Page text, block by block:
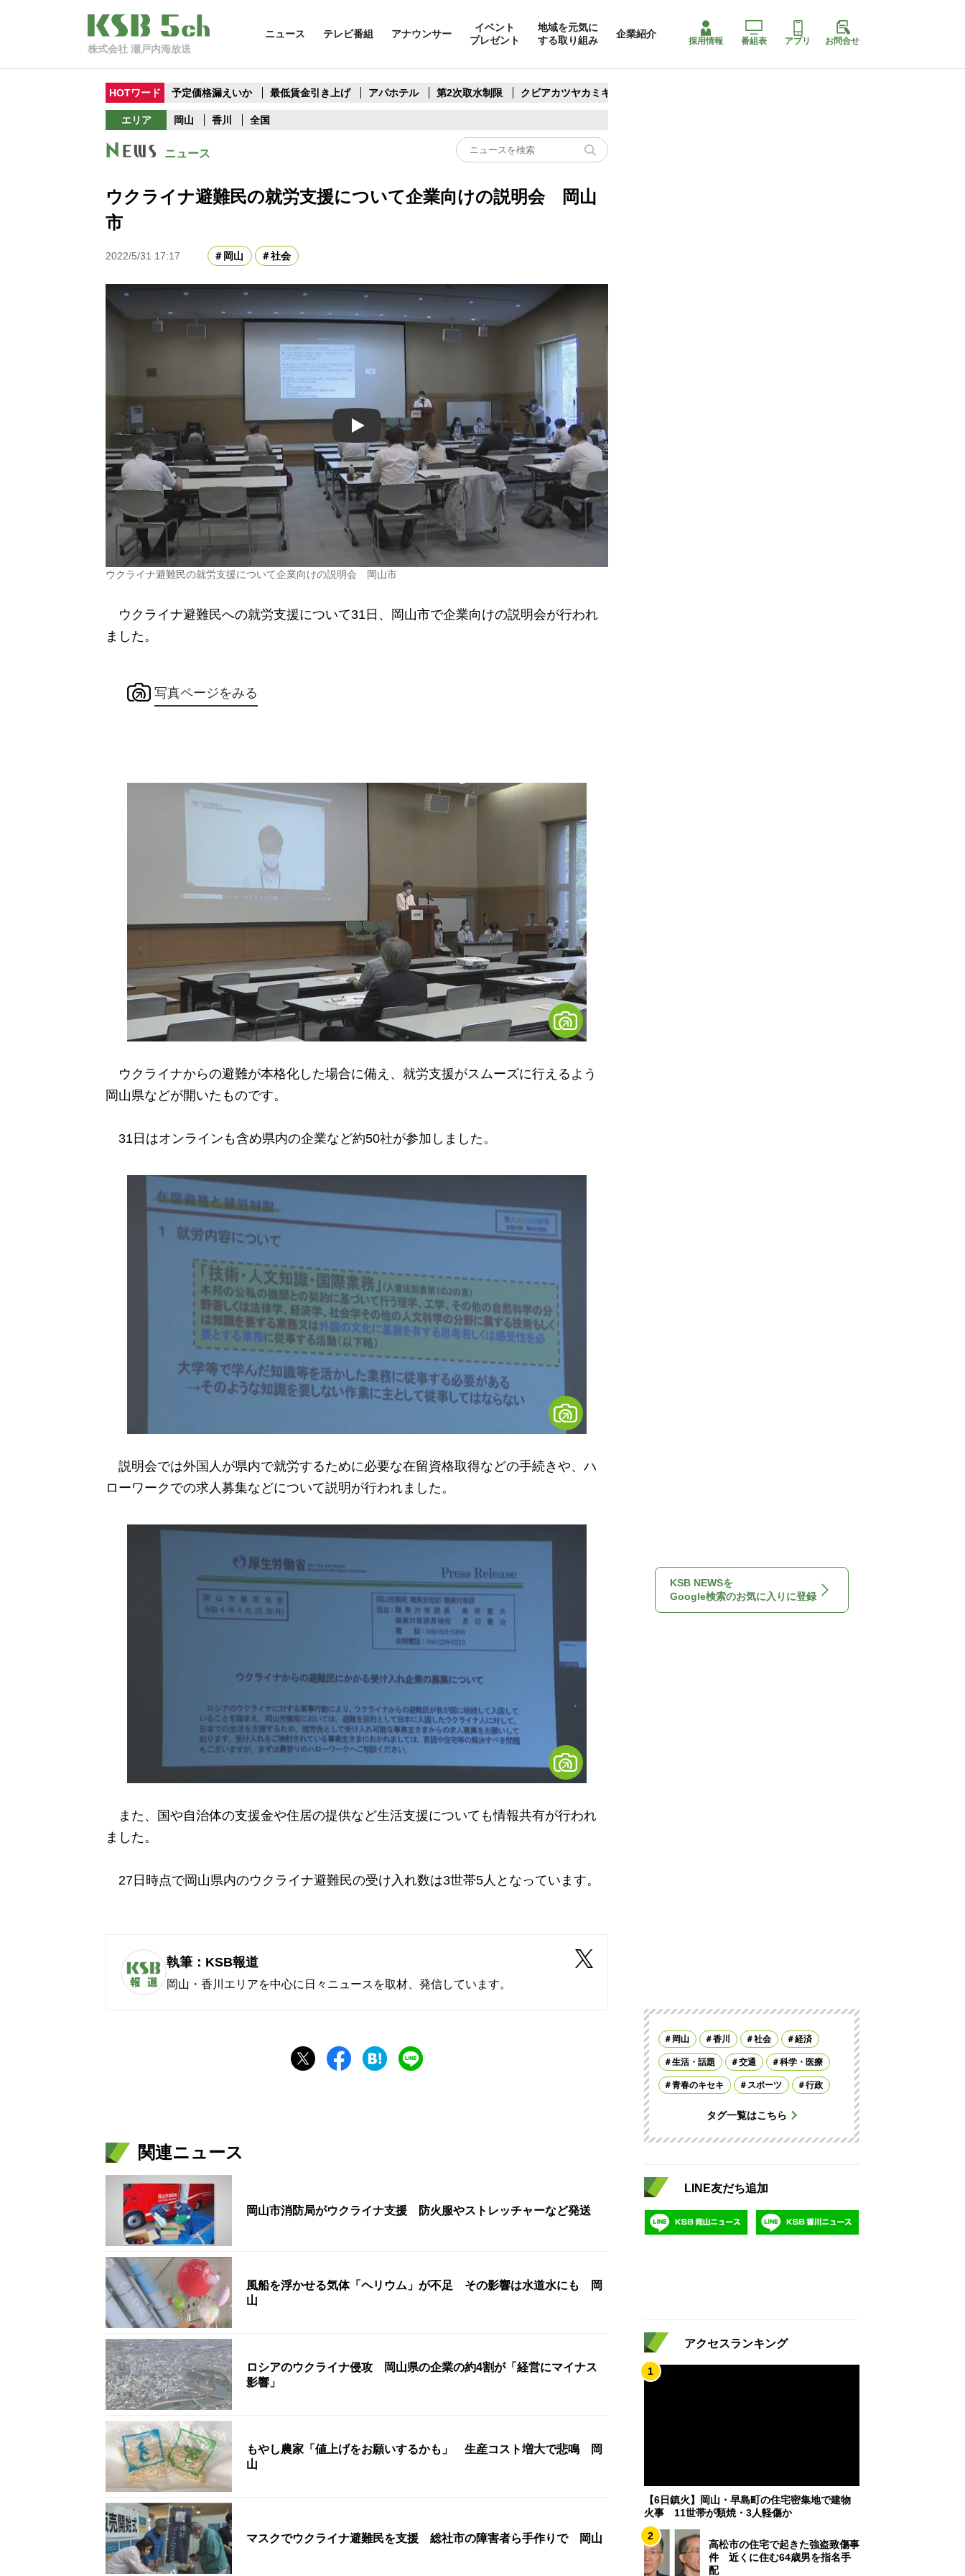
株式会社 瀬戸内海放送
ニュース テレビ番組 アナウンサー
イベント
プレゼント
地域を元気に
する取り組み
企業紹介
採用情報 番組表 アプリ お問合せ
HOTワード 予定価格漏えいか 最低賃金引き上げ アパホテル 第2次取水制限 クビアカツヤカミキリ
エリア 岡山 香川 全国
ニュース
ウクライナ避難民の就労支援について企業向けの説明会 岡山
市
2022/5/31 17:17 岡山 社会
Play
ウクライナ避難民の就労支援について企業向けの説明会 岡山市
ウクライナ避難民への就労支援について31日、岡山市で企業向けの説明会が行われ
ました。
写真ページをみる
ウクライナからの避難が本格化した場合に備え、就労支援がスムーズに行えるよう
岡山県などが開いたものです。
31日はオンラインも含め県内の企業など約50社が参加しました。
説明会では外国人が県内で就労するために必要な在留資格取得などの手続きや、ハ
ローワークでの求人募集などについて説明が行われました。
また、国や自治体の支援金や住居の提供など生活支援についても情報共有が行われ
ました。
27日時点で岡山県内のウクライナ避難民の受け入れ数は3世帯5人となっています。
執筆：KSB報道
岡山・香川エリアを中心に日々ニュースを取材、発信しています。
関連ニュース
岡山市消防局がウクライナ支援 防火服やストレッチャーなど発送
風船を浮かせる気体「ヘリウム」が不足 その影響は水道水にも 岡
山
ロシアのウクライナ侵攻 岡山県の企業の約4割が「経営にマイナス
影響」
もやし農家「値上げをお願いするかも」 生産コスト増大で悲鳴 岡
山
マスクでウクライナ避難民を支援 総社市の障害者ら手作りで 岡山
KSB NEWSを
Google検索のお気に入りに登録
岡山 香川 社会 経済
生活・話題 交通 科学・医療
青春のキセキ スポーツ 行政
タグ一覧はこちら
LINE友だち追加
アクセスランキング
1
【6日鎮火】岡山・早島町の住宅密集地で建物
火事 11世帯が類焼・3人軽傷か
2
高松市の住宅で起きた強盗致傷事
件 近くに住む64歳男を指名手
配